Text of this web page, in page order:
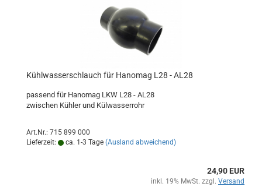
Kühlwasserschlauch für Hanomag L28 - AL28
passend für Hanomag LKW L28 - AL28
zwischen Kühler und Külwasserrohr
Art.Nr.: 715 899 000
Lieferzeit:
ca. 1-3 Tage (Ausland abweichend)
24,90 EUR
inkl. 19% MwSt. zzgl. Versand